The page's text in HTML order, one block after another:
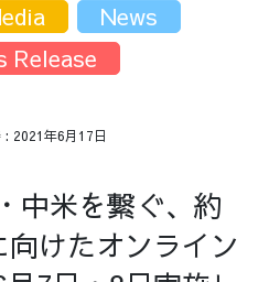
: 2021年6月17日
中米を繋ぐ、約
けたオンライン
News
Release